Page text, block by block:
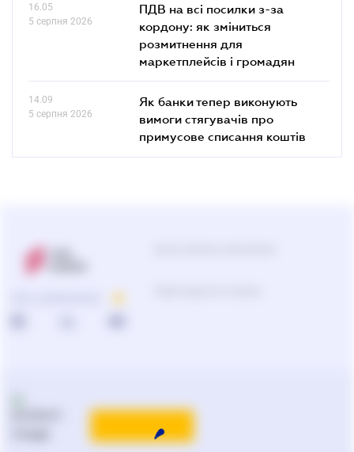
16.05
5 серпня 2026
ПДВ на всі посилки з-за
кордону: як зміниться
розмитнення для
маркетплейсів і громадян
14.09
5 серпня 2026
Як банки тепер виконують
вимоги стягувачів про
примусове списання коштів